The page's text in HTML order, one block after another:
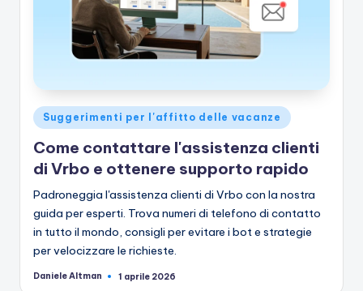
Pubblicato
in
Suggerimenti per l'affitto delle vacanze
Come contattare l'assistenza clienti
di Vrbo e ottenere supporto rapido
Padroneggia l'assistenza clienti di Vrbo con la nostra
guida per esperti. Trova numeri di telefono di contatto
in tutto il mondo, consigli per evitare i bot e strategie
per velocizzare le richieste.
Pubblicato
Daniele Altman 1 aprile 2026